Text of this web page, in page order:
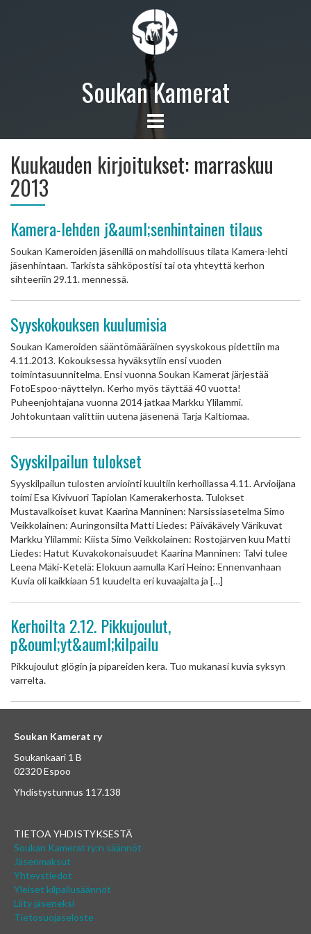
Soukan Kamerat
Kuukauden kirjoitukset: marraskuu
2013
Kamera-lehden j&auml;senhintainen tilaus
Soukan Kameroiden jäsenillä on mahdollisuus tilata Kamera-lehti
jäsenhintaan. Tarkista sähköpostisi tai ota yhteyttä kerhon
sihteeriin 29.11. mennessä.
Syyskokouksen kuulumisia
Soukan Kameroiden sääntömääräinen syyskokous pidettiin ma
4.11.2013. Kokouksessa hyväksytiin ensi vuoden
toimintasuunnitelma. Ensi vuonna Soukan Kamerat järjestää
FotoEspoo-näyttelyn. Kerho myös täyttää 40 vuotta!
Puheenjohtajana vuonna 2014 jatkaa Markku Ylilammi.
Johtokuntaan valittiin uutena jäsenenä Tarja Kaltiomaa.
Syyskilpailun tulokset
Syyskilpailun tulosten arviointi kuultiin kerhoillassa 4.11. Arvioijana
toimi Esa Kivivuori Tapiolan Kamerakerhosta. Tulokset
Mustavalkoiset kuvat Kaarina Manninen: Narsissiasetelma Simo
Veikkolainen: Auringonsilta Matti Liedes: Päiväkävely Värikuvat
Markku Ylilammi: Kiista Simo Veikkolainen: Rostojärven kuu Matti
Liedes: Hatut Kuvakokonaisuudet Kaarina Manninen: Talvi tulee
Leena Mäki-Ketelä: Elokuun aamulla Kari Heino: Ennenvanhaan
Kuvia oli kaikkiaan 51 kuudelta eri kuvaajalta ja […]
Kerhoilta 2.12. Pikkujoulut,
p&ouml;yt&auml;kilpailu
Pikkujoulut glögin ja pipareiden kera. Tuo mukanasi kuvia syksyn
varrelta.
Soukan Kamerat ry
Soukankaari 1 B
02320 Espoo
Yhdistystunnus 117.138
TIETOA YHDISTYKSESTÄ
Soukan Kamerat ry:n säännöt
Jäsenmaksut
Yhteystiedot
Yleiset kilpailusäännöt
Liity jäseneksi
Tietosuojaseloste